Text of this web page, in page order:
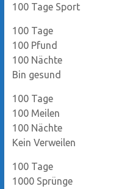
100 Tage Sport
100 Tage
100 Pfund
100 Nächte
Bin gesund
100 Tage
100 Meilen
100 Nächte
Kein Verweilen
100 Tage
1000 Sprünge